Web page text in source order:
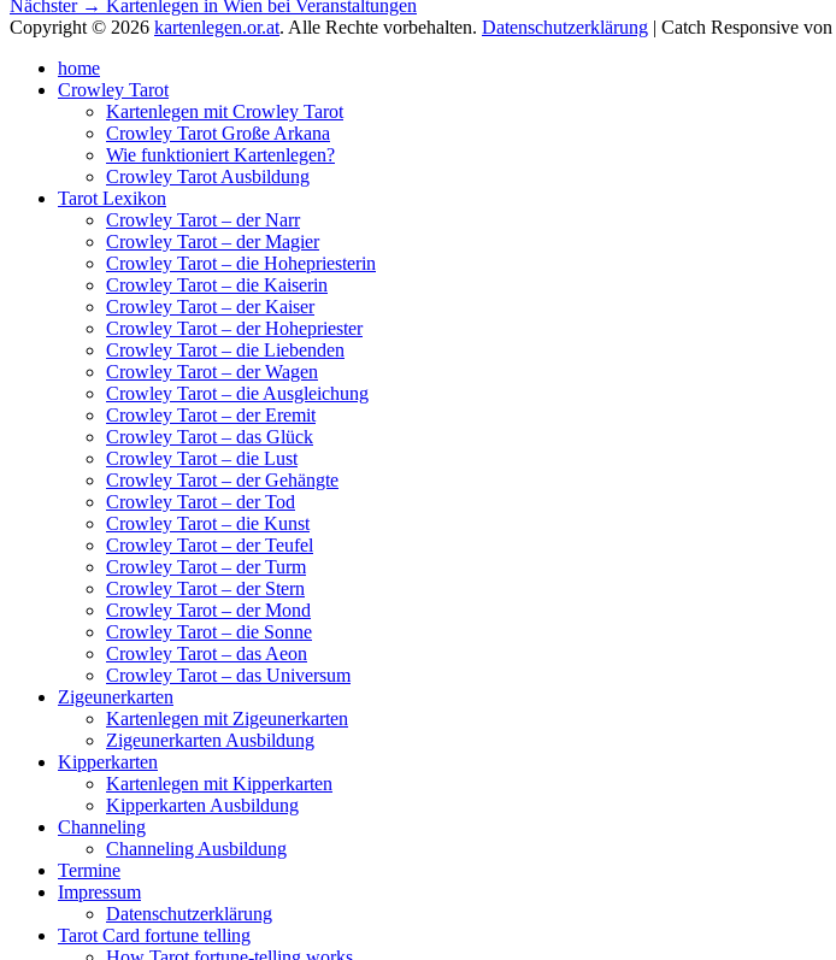
Nächster →
Beitrag:
Kartenlegen in Wien bei Veranstaltungen
Copyright © 2026 kartenlegen.or.at. Alle Rechte vorbehalten. Datenschutzerklärung | Catch Responsive von
oben
scrollen
home
Crowley Tarot
Kartenlegen mit Crowley Tarot
Crowley Tarot Große Arkana
Wie funktioniert Kartenlegen?
Crowley Tarot Ausbildung
Tarot Lexikon
Crowley Tarot – der Narr
Crowley Tarot – der Magier
Crowley Tarot – die Hohepriesterin
Crowley Tarot – die Kaiserin
Crowley Tarot – der Kaiser
Crowley Tarot – der Hohepriester
Crowley Tarot – die Liebenden
Crowley Tarot – der Wagen
Crowley Tarot – die Ausgleichung
Crowley Tarot – der Eremit
Crowley Tarot – das Glück
Crowley Tarot – die Lust
Crowley Tarot – der Gehängte
Crowley Tarot – der Tod
Crowley Tarot – die Kunst
Crowley Tarot – der Teufel
Crowley Tarot – der Turm
Crowley Tarot – der Stern
Crowley Tarot – der Mond
Crowley Tarot – die Sonne
Crowley Tarot – das Aeon
Crowley Tarot – das Universum
Zigeunerkarten
Kartenlegen mit Zigeunerkarten
Zigeunerkarten Ausbildung
Kipperkarten
Kartenlegen mit Kipperkarten
Kipperkarten Ausbildung
Channeling
Channeling Ausbildung
Termine
Impressum
Datenschutzerklärung
Tarot Card fortune telling